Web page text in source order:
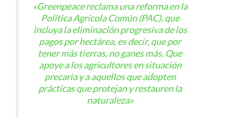
«Greenpeace reclama una reforma en la
Política Agrícola Común (PAC), que
incluya la eliminación progresiva de los
pagos por hectárea, es decir, que por
tener más tierras, no ganes más. Que
apoye a los agricultores en situación
precaria y a aquellos que adopten
prácticas que protejan y restauren la
naturaleza»